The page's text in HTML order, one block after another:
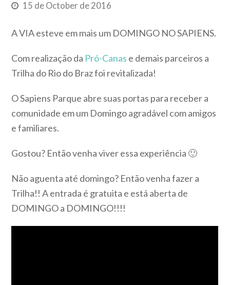
15 de October de 2016
A VIA esteve em mais um DOMINGO NO SAPIENS.
Com realização da Pró-Canas e demais parceiros a
Trilha do Rio do Braz foi revitalizada!
O Sapiens Parque abre suas portas para receber a
comunidade em um Domingo agradável com amigos
e familiares.
Gostou? Então venha viver essa experiência 🙂
Não aguenta até domingo? Então venha fazer a
Trilha!! A entrada é gratuita e está aberta de
DOMINGO a DOMINGO!!!!